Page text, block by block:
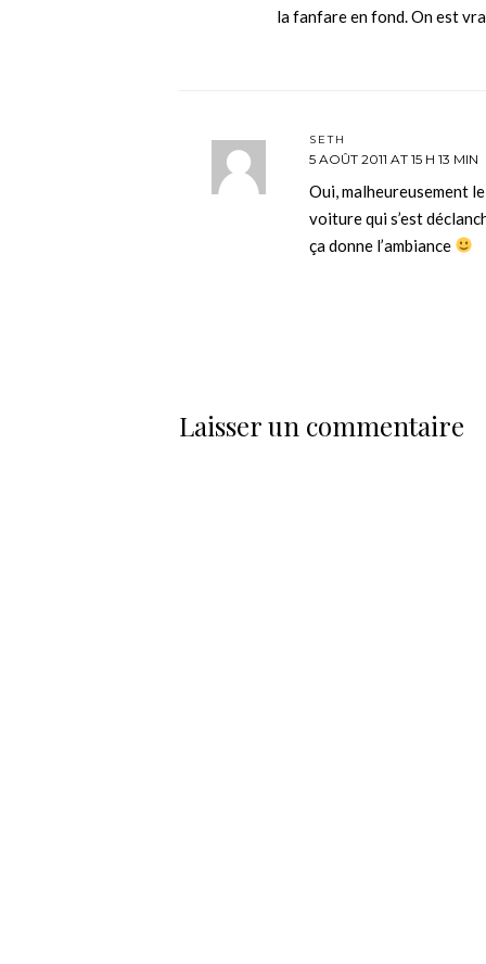
la fanfare en fond. On est
SETH
5 AOÛT 2011 AT 15 H 13 MIN
Oui, malheureusement
voiture qui s’est
ça donne l’ambiance
Laisser un commentaire